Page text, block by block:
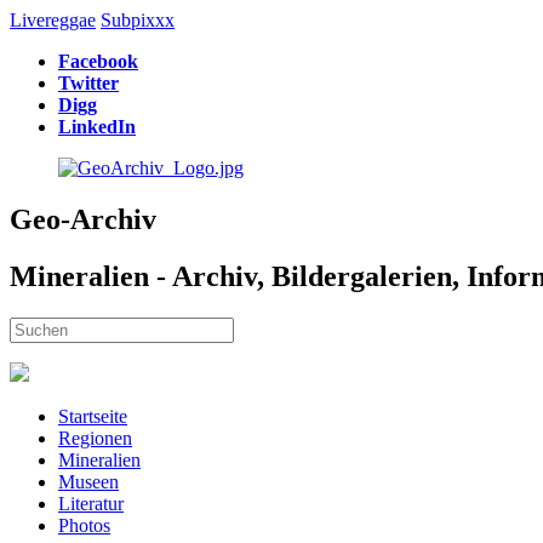
Livereggae Subpixxx
Facebook
Twitter
Digg
LinkedIn
Geo-Archiv
Mineralien - Archiv, Bildergalerien,
Startseite
Regionen
Mineralien
Museen
Literatur
Photos